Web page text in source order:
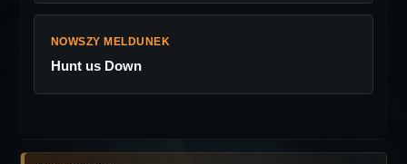
NOWSZY MELDUNEK
Hunt us Down